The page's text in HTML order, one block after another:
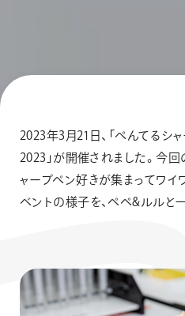
2023年3月21日、「ぺんてるシ
2023」が開催されました。今
ャープペン好きが集まってワ
ベントの様子を、ペペ&ルルと